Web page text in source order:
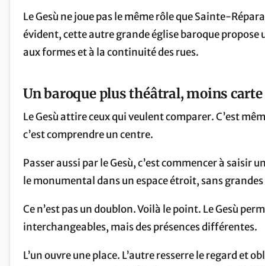
Le Gesù ne joue pas le même rôle que Sainte-
évident, cette autre grande église baroque
aux formes et à la continuité des rues.
Un baroque plus théâtral, moins
Le Gesù attire ceux qui veulent comparer. C’est
c’est comprendre un centre.
Passer aussi par le Gesù, c’est commencer à
le monumental dans un espace étroit, sans
Ce n’est pas un doublon. Voilà le point. Le Gesù
interchangeables, mais des présences différentes.
L’un ouvre une place. L’autre resserre le regard et